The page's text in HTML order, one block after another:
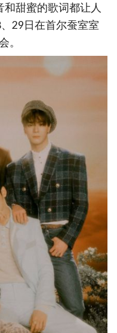
和甜蜜的歌词都让人
29日在首尔蚕室室
。